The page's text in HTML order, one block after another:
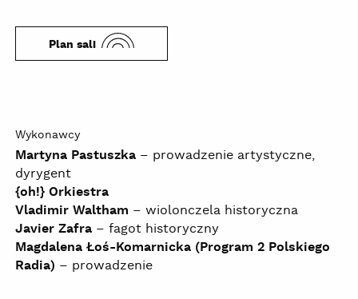
Plan sali
Wykonawcy
Martyna Pastuszka – prowadzenie artystyczne,
dyrygent
{oh!} Orkiestra
Vladimir Waltham – wiolonczela historyczna
Javier Zafra – fagot historyczny
Magdalena Łoś-Komarnicka (Program 2 Polskiego
Radia) – prowadzenie